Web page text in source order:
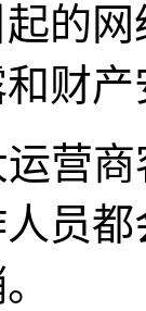
的
财
商
员